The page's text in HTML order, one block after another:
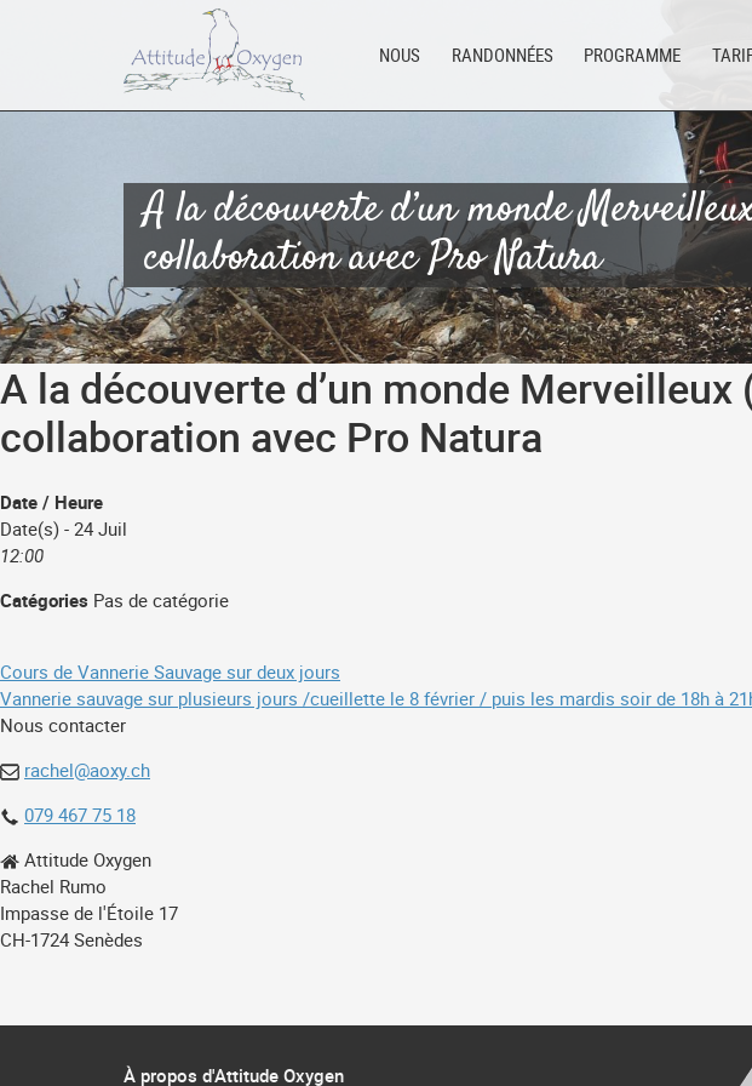
NOUS RANDONNÉES PROGRAMME
A la découverte d’un monde
collaboration avec Pro Natura
A la découverte d’un monde
collaboration avec Pro Natura
Date / Heure
Date(s) - 24 Juil
12:00
Catégories Pas de catégorie
Navigation
de
l’article
Cours de Vannerie Sauvage sur deux jours
Vannerie sauvage sur plusieurs jours /cueillette le 8 février / puis les mardis soir de 18h à
Nous contacter
rachel@aoxy.ch
079 467 75 18
Attitude Oxygen
Rachel Rumo
Impasse de l'Étoile 17
CH-1724 Senèdes
À propos d'Attitude Oxygen